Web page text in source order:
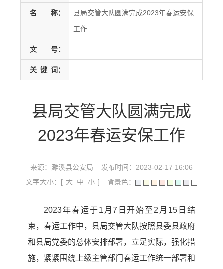
名 称：
县局交管大队圆满完成2023年春运安保
工作
文 号：
关 键 词：
县局交管大队圆满完成
2023年春运安保工作
来源：濉溪县公安局
发布时间：2023-02-17 16:06
文字大小：[ 大 中 小 ] 背景色：
2023年春运于1月7日开始至2月15日结
束，春运工作中，县局交管大队按照县委县政府
和县局党委的总体安排部署，立足实际，强化措
施，紧紧围绕上级主管部门春运工作统一部署和